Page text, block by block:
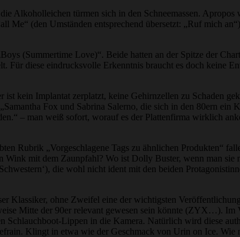
Alkoholleichen türmen sich in den Schneemassen. Apropos
(den Umständen entsprechend übersetzt: „Ruf mich
(Summertime Love)“. Beide hatten an der Spitze der
Für diese eindrucksvolle Erkenntnis braucht es doch keine
kein Implantat zerplatzt, keine Gehirnzellen zu Schaden
Fox und Sabrina Salerno, die sich in den 80ern ein
– man weiß sofort, worauf es der Plattenfirma wirklich
Rubrik „Vorgeschlagene Tags zu ähnlichen Produkten“
mit dem Zaunpfahl? Wo ist Dolly Buster, wenn man sie
die wohl nicht ident mit den beiden
Klassiker, ohne Zweifel eine der wichtigsten
Mitte der 90er relevant gewesen sein könnte (ZYX…). Im
Lippen in die Kamera. Natürlich wird diese
Klingt in etwa wie der Geschmack von Urin on Ice. Wie